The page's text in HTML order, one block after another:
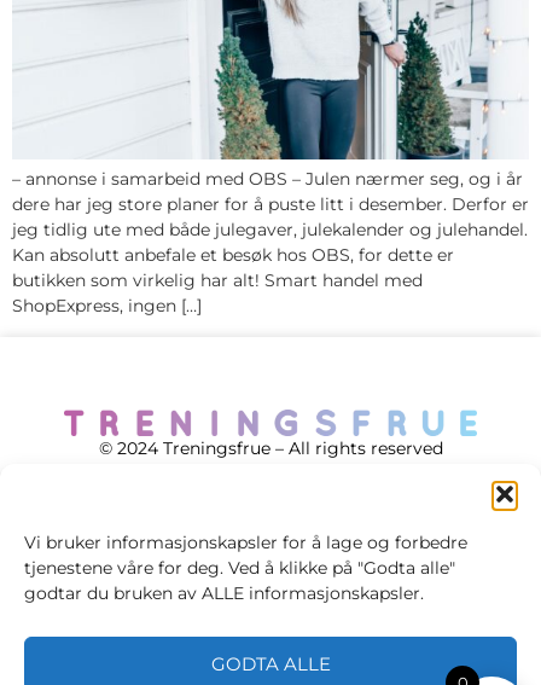
Vi bruker informasjonskapsler for å lage og forbedre
tjenestene våre for deg. Ved å klikke på "Godta alle"
godtar du bruken av ALLE informasjonskapsler.
GODTA ALLE
– annonse i samarbeid med OBS – Julen nærmer seg, og i år
dere har jeg store planer for å puste litt i desember. Derfor er
jeg tidlig ute med både julegaver, julekalender og julehandel.
Kan absolutt anbefale et besøk hos OBS, for dette er
butikken som virkelig har alt! Smart handel med
ShopExpress, ingen […]
© 2024 Treningsfrue – All rights reserved
Cookie policy
Personvernsvilkår